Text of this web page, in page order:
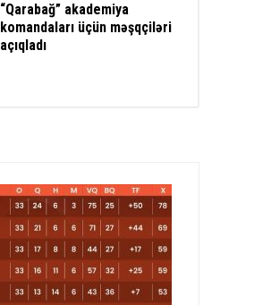
“Qarabağ” akademiya
komandaları üçün məşqçiləri
açıqladı